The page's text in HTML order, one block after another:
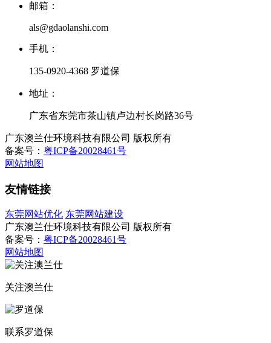
邮箱：
als@gdaolanshi.com
手机：
135-0920-4368 罗道保
地址：
广东省东莞市茶山镇卢边村长岗路36号
广东澳兰仕环境科技有限公司 版权所有
备案号： 粤ICP备20028461号
网站地图
友情链接
东莞网站优化 东莞网站建设
广东澳兰仕环境科技有限公司 版权所有
备案号： 粤ICP备20028461号
网站地图
关注澳兰仕
联系罗道保